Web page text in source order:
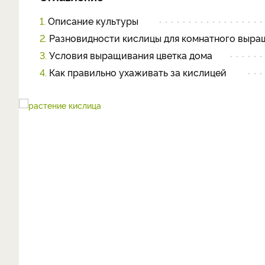
1. Описание культуры
2. Разновидности кислицы для комнатного
3. Условия выращивания цветка дома
4. Как правильно ухаживать за кислицей